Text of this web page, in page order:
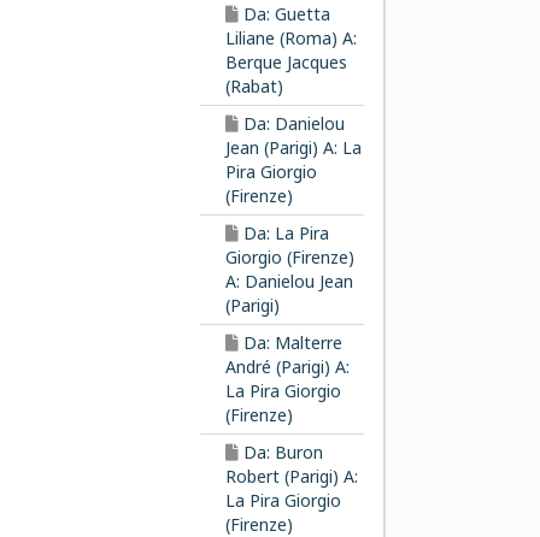
Da: Guetta
Liliane (Roma) A:
Berque Jacques
(Rabat)
Da: Danielou
Jean (Parigi) A: La
Pira Giorgio
(Firenze)
Da: La Pira
Giorgio (Firenze)
A: Danielou Jean
(Parigi)
Da: Malterre
André (Parigi) A:
La Pira Giorgio
(Firenze)
Da: Buron
Robert (Parigi) A:
La Pira Giorgio
(Firenze)